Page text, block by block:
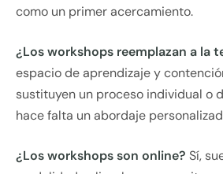
como un primer acercamiento.
¿Los workshops reemplazan a la
espacio de aprendizaje y
sustituyen un proceso individual o
hace falta un abordaje
¿Los workshops son online? Sí,